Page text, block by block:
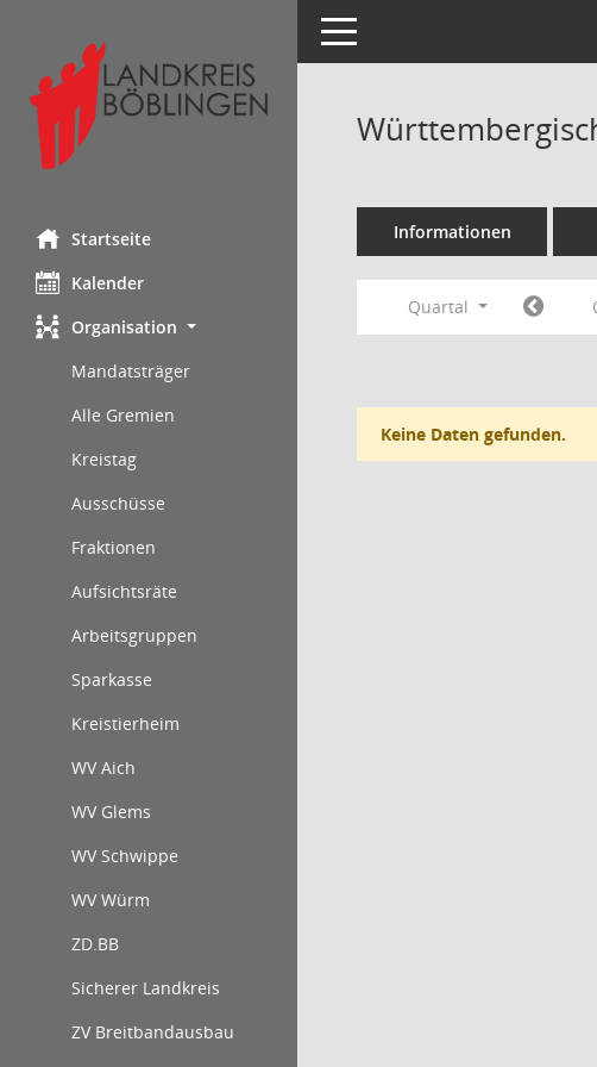
Startseite
Kalender
Organisation
Mandatsträger
Alle Gremien
Kreistag
Ausschüsse
Fraktionen
Aufsichtsräte
Arbeitsgruppen
Sparkasse
Kreistierheim
WV Aich
WV Glems
WV Schwippe
WV Würm
ZD.BB
Sicherer Landkreis
ZV Breitbandausbau
Toggle navigation
Informationen
Quartal
Keine Daten gefunden.